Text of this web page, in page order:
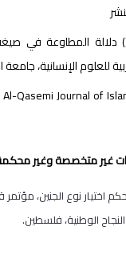
دلالة المطاوعة في
للعلوم الإنسانية،
Qasemi Journal of
غير متخصصة وغير
غالية، إبراهيم (2019) حكم اختيار نوع
الوطنية، فلسطين.